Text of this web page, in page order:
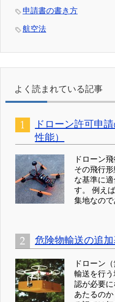
申請書の書き方
航空法
よく読まれている記事
ドローン許可申
性能）
ドローン
その飛行
な基準に
す。 例え
集地なの
危険物輸送の追
ドローン
輸送を行
認が必要
あたるの